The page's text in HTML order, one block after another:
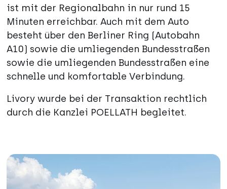
ist mit der Regionalbahn in nur rund 15
Minuten erreichbar. Auch mit dem Auto
besteht über den Berliner Ring (Autobahn
A10) sowie die umliegenden Bundesstraßen
sowie die umliegenden Bundesstraßen eine
schnelle und komfortable Verbindung.
Livory wurde bei der Transaktion rechtlich
durch die Kanzlei POELLATH begleitet.